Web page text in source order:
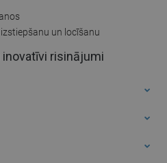
un locīšanu
risinājumi